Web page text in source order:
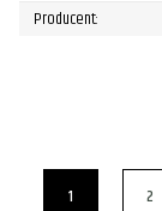
Producent:
1 2